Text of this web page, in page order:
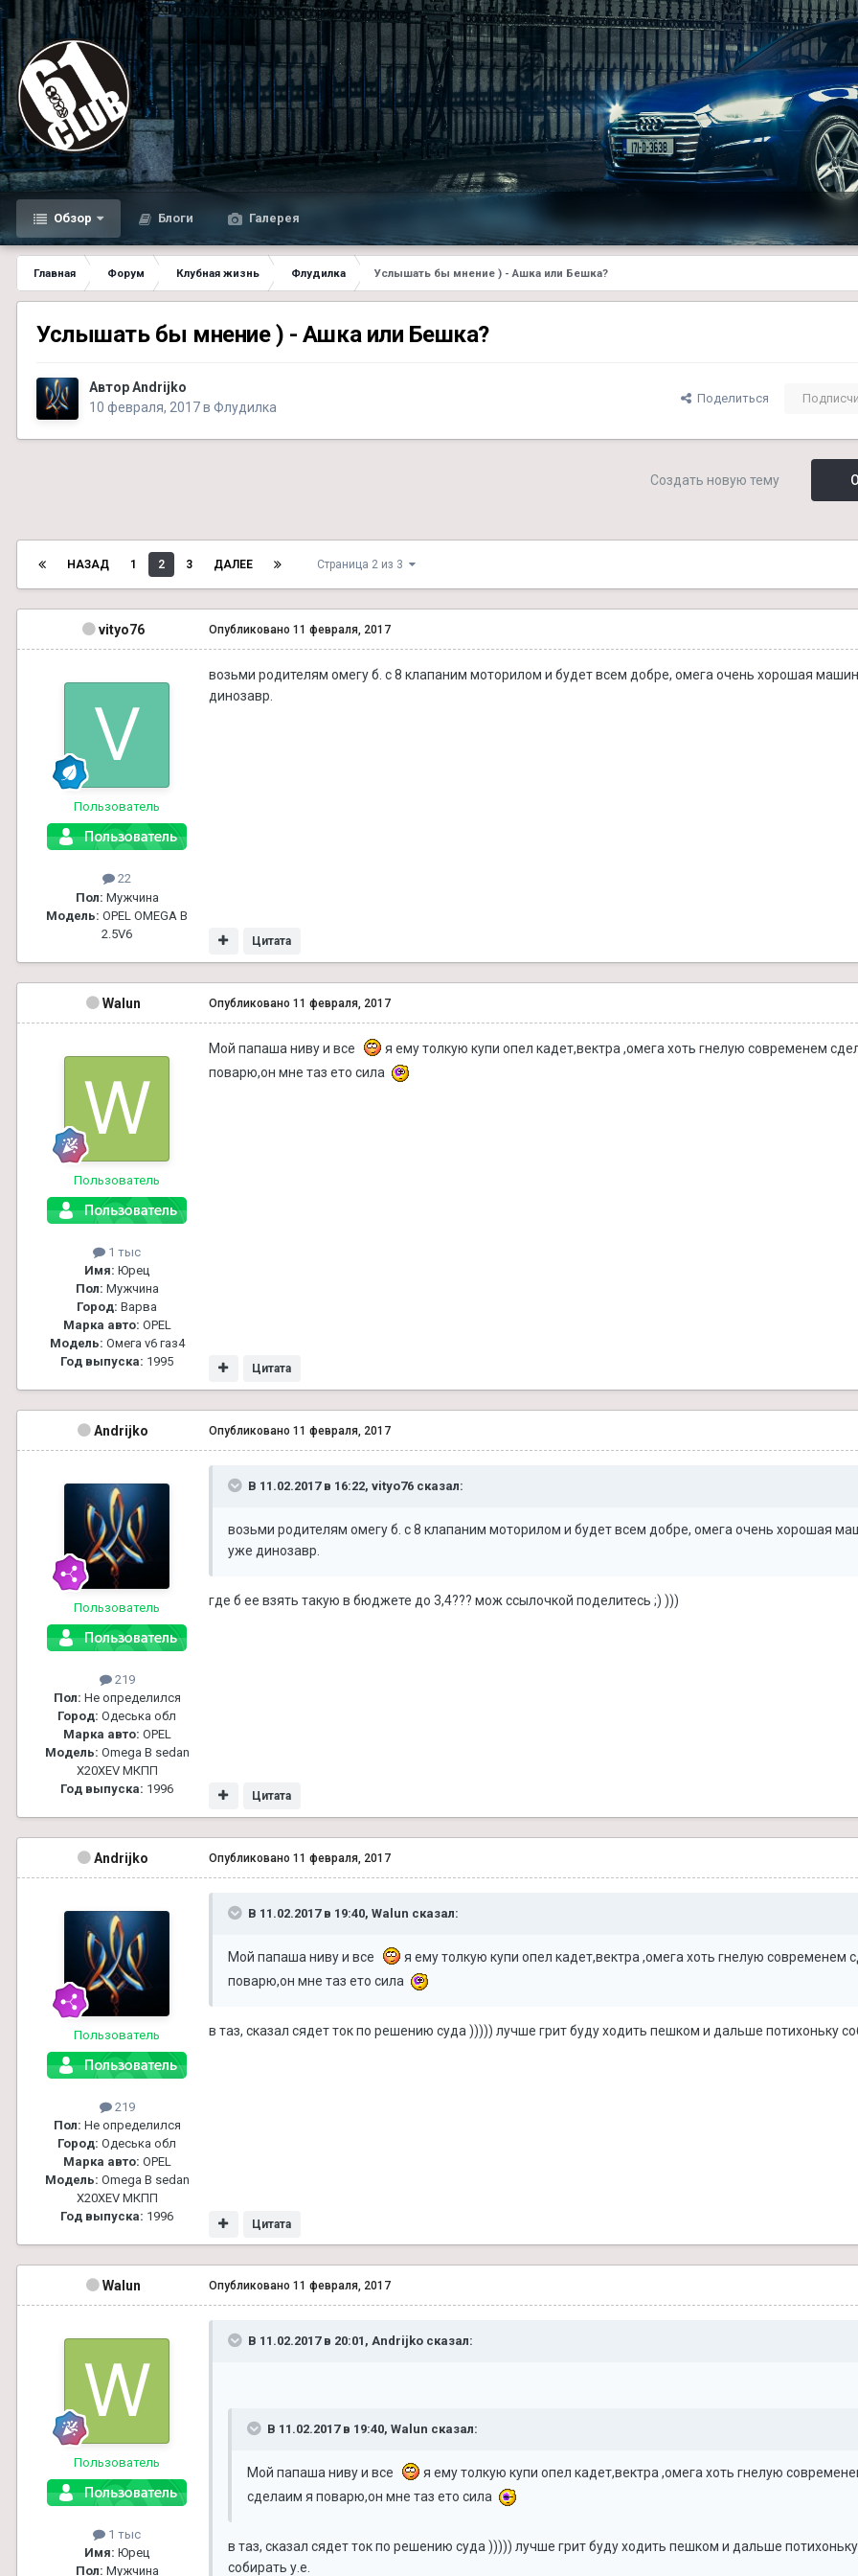
Обзор Блоги Галерея
Главная Форум Клубная жизнь Флудилка Услышать бы мнение ) - Ашка или Бешка?
Услышать бы мнение ) - Ашка или Бешка?
АвторAndrijko
10 февраля, 2017в Флудилка
Поделиться
Создать новую тему
НАЗАД 1 2 3 ДАЛЕЕ Страница 2 из 3
vityo76
Пользователь
22
Пол: Мужчина
Модель: OPEL OMEGA B
2.5V6
Опубликовано 11 февраля, 2017
возьми родителям омегу б. с 8 клапаним моторилом и будет всем добре, омега очень хорошая
динозавр.
Цитата
Walun
Пользователь
1 тыс
Имя: Юрец
Пол: Мужчина
Город: Варва
Марка авто: OPEL
Модель: Омега v6 газ4
Год выпуска: 1995
Опубликовано 11 февраля, 2017
Мой папаша ниву и все
я ему толкую купи опел кадет,вектра ,омега хоть гнелую современем
поварю,он мне таз ето сила
Цитата
Andrijko
Пользователь
219
Пол: Не определился
Город: Одеська обл
Марка авто: OPEL
Модель: Omega B sedan
X20XEV МКПП
Год выпуска: 1996
Опубликовано 11 февраля, 2017
В 11.02.2017 в 16:22, vityo76 сказал:
возьми родителям омегу б. с 8 клапаним моторилом и будет всем добре, омега очень хорошая
уже динозавр.
где б ее взять такую в бюджете до 3,4??? мож ссылочкой поделитесь ;) )))
Цитата
Andrijko
Пользователь
219
Пол: Не определился
Город: Одеська обл
Марка авто: OPEL
Модель: Omega B sedan
X20XEV МКПП
Год выпуска: 1996
Опубликовано 11 февраля, 2017
В 11.02.2017 в 19:40, Walun сказал:
Мой папаша ниву и все
я ему толкую купи опел кадет,вектра ,омега хоть гнелую современем
поварю,он мне таз ето сила
в таз, сказал сядет ток по решению суда ))))) лучше грит буду ходить пешком и дальше потихоньку
Цитата
Walun
Пользователь
1 тыс
Имя: Юрец
Пол: Мужчина
Опубликовано 11 февраля, 2017
В 11.02.2017 в 20:01, Andrijko сказал:
В 11.02.2017 в 19:40, Walun сказал:
Мой папаша ниву и все
я ему толкую купи опел кадет,вектра ,омега хоть гнелую
сделаим я поварю,он мне таз ето сила
в таз, сказал сядет ток по решению суда ))))) лучше грит буду ходить пешком и дальше потихоньку
собирать у.е.